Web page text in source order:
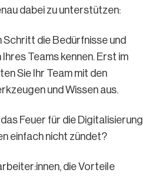
dabei zu unterstützen:
Schritt die Bedürfnisse und
Teams kennen. Erst im
Sie Ihr Team mit den
und Wissen aus.
Feuer für die Digitalisierung
einfach nicht zündet?
die Vorteile